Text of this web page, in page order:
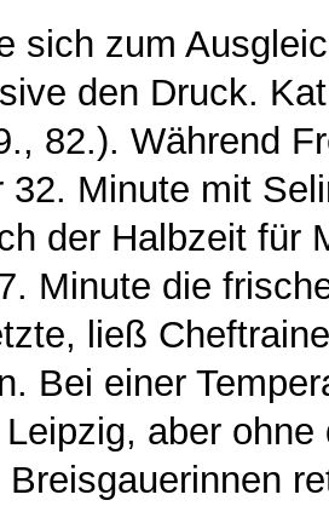
sich zum
den Druck.
82.). Während
32. Minute mit
der Halbzeit für
Minute die
ließ
Bei einer
aber
Breisgauerinnen